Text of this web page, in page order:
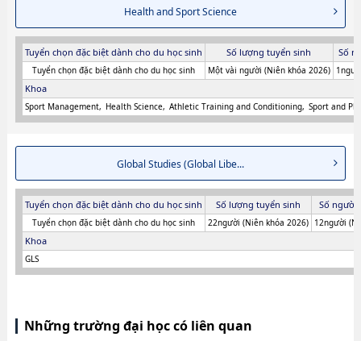
Health and Sport Science
Tuyển chọn đặc biệt dành cho du học sinh Số lượng tuyển sinh Số
Tuyển chọn đặc biệt dành cho du học sinh Một vài người (Niên khóa 2026)
Khoa
Sport Management Health Science Athletic Training and Conditioning Sport and
Global Studies (Global Libe...
Tuyển chọn đặc biệt dành cho du học sinh Số lượng tuyển sinh Số người
Tuyển chọn đặc biệt dành cho du học sinh 22người (Niên khóa 2026) 12người
Khoa
GLS
Những trường đại học có liên quan